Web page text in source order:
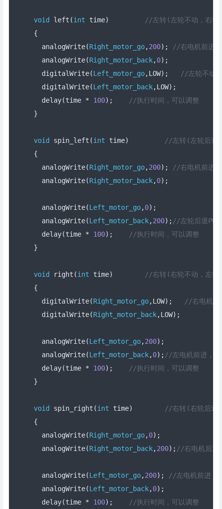
void left (int time)
//左转(左轮不动，右轮
{
  analogWrite
(Right_motor_go,200);
//右电机前进，
  analogWrite
(Right_motor_back,0);
  digitalWrite
(Left_motor_go,LOW);
//左轮不动
  digitalWrite
(Left_motor_back,LOW);
  delay
(time * 100);
//执行时间，可以调整
}
void spin_left (int time)
//左转(左轮后退
{
  analogWrite
(Right_motor_go,200);
//右电机前进，
  analogWrite
(Right_motor_back,0);
  analogWrite
(Left_motor_go,0);
  analogWrite
(Left_motor_back,200); //左轮后退
  delay
(time * 100);
//执行时间，可以调整
}
void right (int time)
//右转(右轮不动，左轮
{
  digitalWrite
(Right_motor_go,LOW);
//右电机不
  digitalWrite
(Right_motor_back,LOW);
  analogWrite
(Left_motor_go,200);
  analogWrite
(Left_motor_back,0); //左电机前进，
  delay
(time * 100);
//执行时间，可以调整
}
void spin_right (int time)
//右转(右轮后退
{
  analogWrite
(Right_motor_go,0);
  analogWrite
(Right_motor_back,200); //右电机后退
  analogWrite
(Left_motor_go,200);
//左电机前进，
  analogWrite
(Left_motor_back,0);
  delay
(time * 100); //执行时间，可以调整